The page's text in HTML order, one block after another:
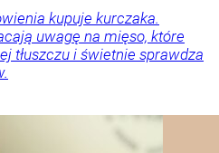
kupuje kurczaka.
uwagę na mięso, które
tłuszczu i świetnie sprawdza